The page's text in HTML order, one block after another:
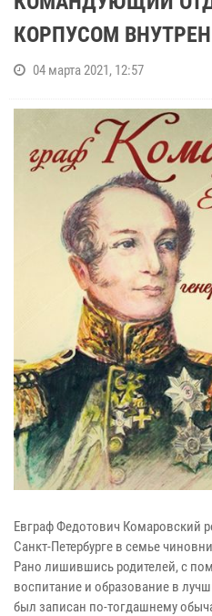
КОРПУСОМ
04 марта 2021, 12:57
Евграф Федотович Комаровский
Санкт-Петербурге в семье
Рано лишившись родителей, с
воспитание и образование в
был записан по-тогдашнему